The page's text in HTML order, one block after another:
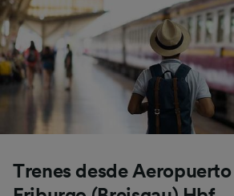
Trenes desde